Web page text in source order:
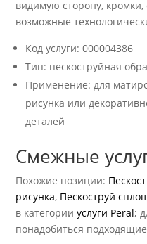
видимую сторону,
возможные
Код услуги: 000004386
Тип: пескоструйная
Применение: для
рисунка или
деталей
Смежные
Похожие позиции:
рисунка, Пескоструй
в категорииуслуги Peral;
понадобиться подходящие